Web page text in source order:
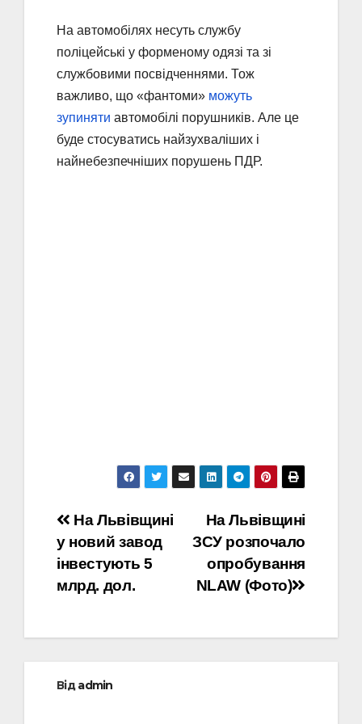
На автомобілях несуть службу
поліцейські у форменому одязі та зі
службовими посвідченнями. Тож
важливо, що «фантоми» можуть
зупиняти автомобілі порушників. Але це
буде стосуватись найзухваліших і
найнебезпечніших порушень ПДР.
Навігація
записів
На Львівщині
ЗСУ розпочало
опробування
NLAW (Фото)
На Львівщині
у новий завод
інвестують 5
млрд. дол.
Відadmin